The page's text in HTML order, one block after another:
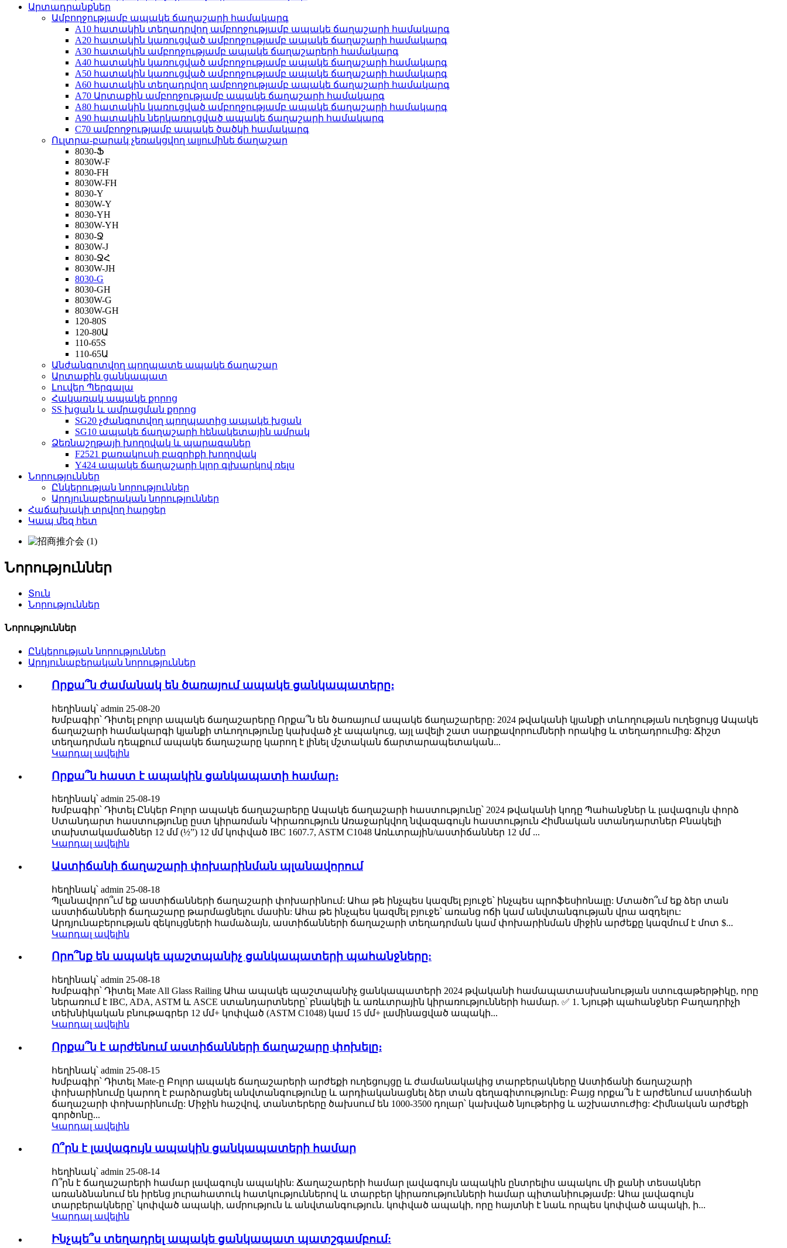
Արտադրանքներ
Ամբողջությամբ ապակե ճաղաշարի համակարգ
A10 հատակին տեղադրվող ամբողջությամբ ապակե ճաղաշարի համակարգ
A20 հատակին կառուցված ամբողջությամբ ապակե ճաղաշարի համակարգ
A30 հատակին ամբողջությամբ ապակե ճաղաշարերի համակարգ
A40 հատակին կառուցված ամբողջությամբ ապակե ճաղաշարի համակարգ
A50 հատակին կառուցված ամբողջությամբ ապակե ճաղաշարի համակարգ
A60 հատակին տեղադրվող ամբողջությամբ ապակե ճաղաշարի համակարգ
A70 Արտաքին ամբողջությամբ ապակե ճաղաշարի համակարգ
A80 հատակին կառուցված ամբողջությամբ ապակե ճաղաշարի համակարգ
A90 հատակին ներկառուցված ապակե ճաղաշարի համակարգ
C70 ամբողջությամբ ապակե ծածկի համակարգ
Ուլտրա-բարակ չեռակցվող ալյումինե ճաղաշար
8030-Ֆ
8030W-F
8030-FH
8030W-FH
8030-Y
8030W-Y
8030-YH
8030W-YH
8030-Ջ
8030W-J
8030-ՋՀ
8030W-JH
8030-G
8030-GH
8030W-G
8030W-GH
120-80S
120-80Ա
110-65S
110-65Ա
Անժանգոտվող պողպատե ապակե ճաղաշար
Արտաքին ցանկապատ
Լուվեր Պերգալա
Հակառակ ապակե քորոց
SS խցան և ամրացման քորոց
SG20 չժանգոտվող պողպատից ապակե խցան
SG10 ապակե ճաղաշարի հենակետային ամրակ
Ձեռնաշղթայի խողովակ և պարագաներ
F2521 քառակուսի բազրիքի խողովակ
Y424 ապակե ճաղաշարի կլոր գլխարկով ռելս
Նորություններ
Ընկերության նորություններ
Արդյունաբերական նորություններ
Հաճախակի տրվող հարցեր
Կապ մեզ հետ
Նորություններ
Տուն
Նորություններ
Նորություններ
Ընկերության նորություններ
Արդյունաբերական նորություններ
Որքա՞ն ժամանակ են ծառայում ապակե ցանկապատերը։
հեղինակ՝ admin 25-08-20
Խմբագիր՝ Դիտել բոլոր ապակե ճաղաշարերը Որքա՞ն են ծառայում ապակե ճաղաշարերը: 2024 թվականի կյանքի տևողության ուղեցույց Ապակե
ճաղաշարի համակարգի կյանքի տևողությունը կախված չէ ապակուց, այլ ավելի շատ սարքավորումների որակից և տեղադրումից: Ճիշտ
տեղադրման դեպքում ապակե ճաղաշարը կարող է լինել մշտական ճարտարապետական...
Կարդալ ավելին
Որքա՞ն հաստ է ապակին ցանկապատի համար։
հեղինակ՝ admin 25-08-19
Խմբագիր՝ Դիտել Ընկեր Բոլոր ապակե ճաղաշարերը Ապակե ճաղաշարի հաստությունը՝ 2024 թվականի կոդը Պահանջներ և լավագույն փորձ
Ստանդարտ հաստությունը ըստ կիրառման Կիրառություն Առաջարկվող նվազագույն հաստություն Հիմնական ստանդարտներ Բնակելի
տախտակամածներ 12 մմ (½”) 12 մմ կոփված IBC 1607.7, ASTM C1048 Առևտրային/աստիճաններ 12 մմ ...
Կարդալ ավելին
Աստիճանի ճաղաշարի փոխարինման պլանավորում
հեղինակ՝ admin 25-08-18
Պլանավորո՞ւմ եք աստիճանների ճաղաշարի փոխարինում: Ահա թե ինչպես կազմել բյուջե՝ ինչպես պրոֆեսիոնալը: Մտածո՞ւմ եք ձեր տան
աստիճանների ճաղաշարը թարմացնելու մասին: Ահա թե ինչպես կազմել բյուջե՝ առանց ոճի կամ անվտանգության վրա ազդելու:
Արդյունաբերության զեկույցների համաձայն, աստիճանների ճաղաշարի տեղադրման կամ փոխարինման միջին արժեքը կազմում է մոտ $...
Կարդալ ավելին
Որո՞նք են ապակե պաշտպանիչ ցանկապատերի պահանջները:
հեղինակ՝ admin 25-08-18
Խմբագիր՝ Դիտել Mate All Glass Railing Ահա ապակե պաշտպանիչ ցանկապատերի 2024 թվականի համապատասխանության ստուգաթերթիկը, որը
ներառում է IBC, ADA, ASTM և ASCE ստանդարտները՝ բնակելի և առևտրային կիրառությունների համար. ✅ 1. Նյութի պահանջներ Բաղադրիչի
տեխնիկական բնութագրեր 12 մմ+ կոփված (ASTM C1048) կամ 15 մմ+ լամինացված ապակի...
Կարդալ ավելին
Որքա՞ն է արժենում աստիճանների ճաղաշարը փոխելը։
հեղինակ՝ admin 25-08-15
Խմբագիր՝ Դիտել Mate-ը Բոլոր ապակե ճաղաշարերի արժեքի ուղեցույցը և ժամանակակից տարբերակները Աստիճանի ճաղաշարի
փոխարինումը կարող է բարձրացնել անվտանգությունը և արդիականացնել ձեր տան գեղագիտությունը: Բայց որքա՞ն է արժենում աստիճանի
ճաղաշարի փոխարինումը: Միջին հաշվով, տանտերերը ծախսում են 1000-3500 դոլար՝ կախված նյութերից և աշխատուժից: Հիմնական արժեքի
գործոնը...
Կարդալ ավելին
Ո՞րն է լավագույն ապակին ցանկապատերի համար
հեղինակ՝ admin 25-08-14
Ո՞րն է ճաղաշարերի համար լավագույն ապակին: Ճաղաշարերի համար լավագույն ապակին ընտրելիս ապակու մի քանի տեսակներ
առանձնանում են իրենց յուրահատուկ հատկություններով և տարբեր կիրառությունների համար պիտանիությամբ: Ահա լավագույն
տարբերակները՝ կոփված ապակի, ամրություն և անվտանգություն. կոփված ապակի, որը հայտնի է նաև որպես կոփված ապակի, ի...
Կարդալ ավելին
Ինչպե՞ս տեղադրել ապակե ցանկապատ պատշգամբում: